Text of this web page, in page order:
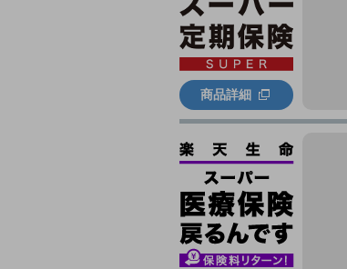
商品詳細